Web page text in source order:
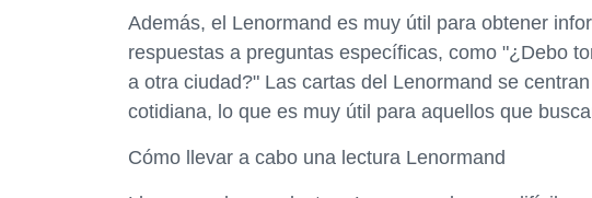
Además, el Lenormand es muy útil para obtener
respuestas a preguntas específicas, como "¿Debo
a otra ciudad?" Las cartas del Lenormand se
cotidiana, lo que es muy útil para aquellos que
Cómo llevar a cabo una lectura Lenormand